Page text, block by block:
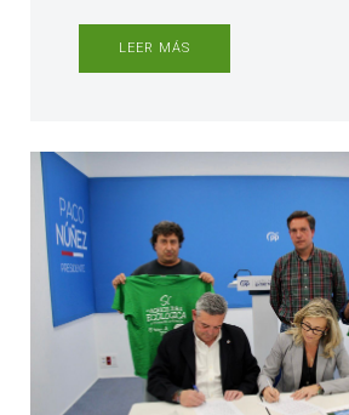
LEER MÁS